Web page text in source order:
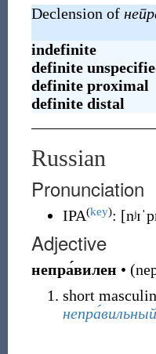
Declension of
indefinite
definite
definite proximal
definite distal
Russian
Pronunciation
IPA(key):
Adjective
непра́вилен • (
short
непра́вильный